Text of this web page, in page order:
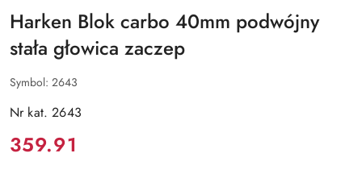
Harken Blok carbo 40mm podwójny
stała głowica zaczep
Symbol: 2643
Nr kat. 2643
Cena:
359.91